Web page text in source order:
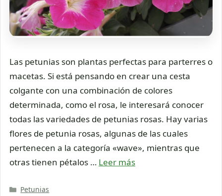
Las petunias son plantas perfectas para parterres o
macetas. Si está pensando en crear una cesta
colgante con una combinación de colores
determinada, como el rosa, le interesará conocer
todas las variedades de petunias rosas. Hay varias
flores de petunia rosas, algunas de las cuales
pertenecen a la categoría «wave», mientras que
otras tienen pétalos … Leer más
Categorías
Petunias